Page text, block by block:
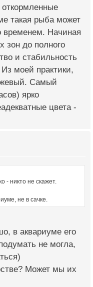
такая рыба может
временем. Начиная
зон до полного
и стабильность
моей практики,
Самый
ярко
цвета -
- никто не скажет.
не в сачке.
в аквариуме его
не могла,
Может мы их